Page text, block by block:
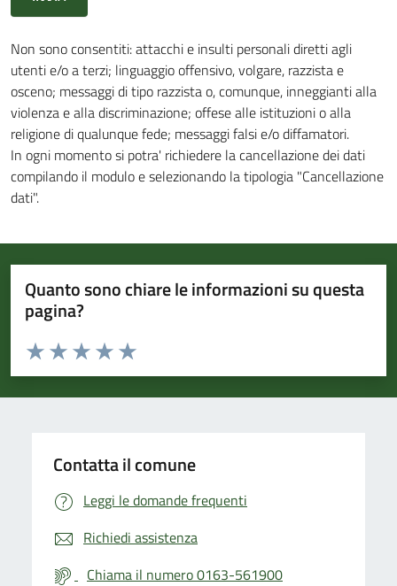
Non sono consentiti: attacchi e insulti personali diretti agli
utenti e/o a terzi; linguaggio offensivo, volgare, razzista e
osceno; messaggi di tipo razzista o, comunque, inneggianti alla
violenza e alla discriminazione; offese alle istituzioni o alla
religione di qualunque fede; messaggi falsi e/o diffamatori.
In ogni momento si potra' richiedere la cancellazione dei dati
compilando il modulo e selezionando la tipologia "Cancellazione
dati".
Quanto sono chiare le informazioni su questa
pagina?
Valuta da 1 a 5 stelle la pagina
Valuta 5 stelle su 5
Valuta 4 stelle su 5
Valuta 3 stelle su 5
Valuta 2 stelle su 5
Valuta 1 stelle su 5
Contatta il comune
Leggi le domande frequenti
Richiedi assistenza
Chiama il numero 0163-561900